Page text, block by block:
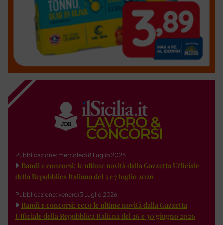
Pubblicazione: mercoledì 8 Luglio 2026
Bandi e concorsi: le ultime novità dalla Gazzetta Ufficiale
della Repubblica Italiana del 3 e 7 luglio 2026
Pubblicazione: venerdì 3 Luglio 2026
Bandi e concorsi: ecco le ultime novità dalla Gazzetta
Ufficiale della Repubblica Italiana del 26 e 30 giugno 2026